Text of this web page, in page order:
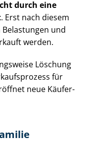
durch eine
. Erst nach diesem
und
werden.
Löschung
für
neue Käu­fer­